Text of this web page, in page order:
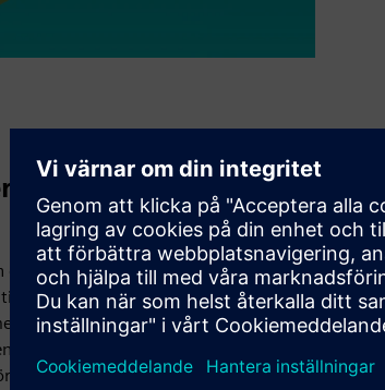
med ett microgrid
det har inte funnits möjlighet att testa
förrän nu”, säger Xiaofan
Corporate Technology. ”Det fina med
att undersöka och validera mycket
att försöka igen så att resultatet